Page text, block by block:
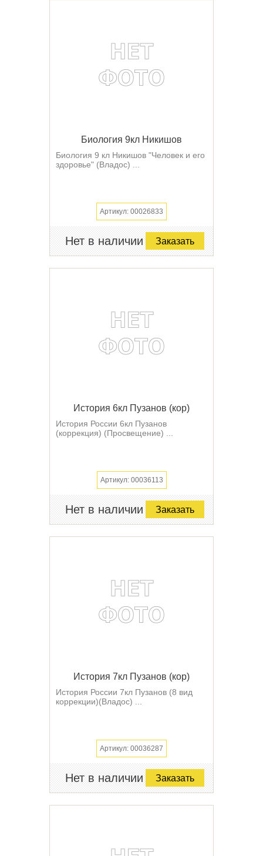
Биология 9кл Никишов
Биология 9 кл Никишов "Человек и его
здоровье" (Владос) ...
Артикул: 00026833
Нет в наличии Заказать
История 6кл Пузанов (кор)
История России 6кл Пузанов
(коррекция) (Просвещение) ...
Артикул: 00036113
Нет в наличии Заказать
История 7кл Пузанов (кор)
История России 7кл Пузанов (8 вид
коррекции)(Владос) ...
Артикул: 00036287
Нет в наличии Заказать